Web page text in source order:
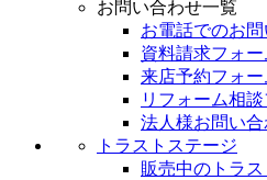
お問い合わせ一覧
お電話でのお
資料請求フォー
来店予約フォー
リフォーム相
法人様お問い
トラストステージ
販売中のトラ